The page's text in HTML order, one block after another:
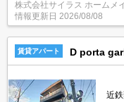
せ♪初期費用がご心配
お部屋探し頂けます。
株式会社サイラス ホームメ
情報更新日 2026/08/08
賃貸アパート D porta
近